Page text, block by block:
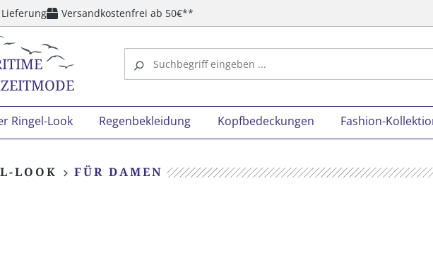
Versandkostenfrei ab 50€**
Ringel-Look Regenbekleidung Kopfbedeckungen Fashion-
LOOK FÜR DAMEN